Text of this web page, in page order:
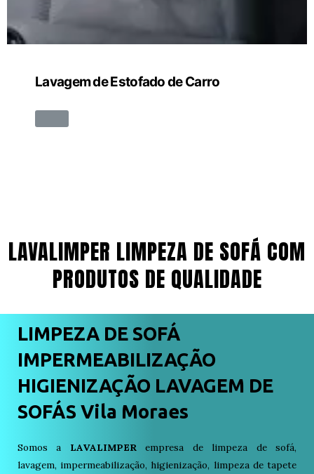
Lavagem de Estofado de Carro
LAVALIMPER LIMPEZA DE SOFÁ COM
PRODUTOS DE QUALIDADE
LIMPEZA DE SOFÁ
IMPERMEABILIZAÇÃO
HIGIENIZAÇÃO LAVAGEM DE
SOFÁS Vila Moraes
Somos a LAVALIMPERempresa de limpeza de sofá,
lavagem, impermeabilização, higienização, limpeza de tapete